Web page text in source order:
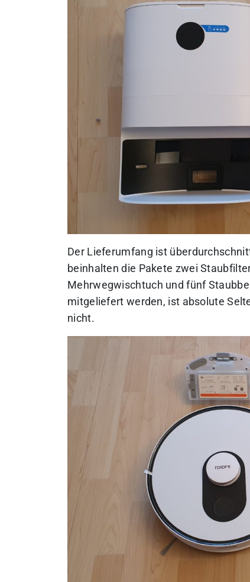
Der Lieferumfang ist
beinhalten die Pakete zwei
Mehrwegwischtuch undfünf
mitgeliefert werden, ist absolute
nicht.